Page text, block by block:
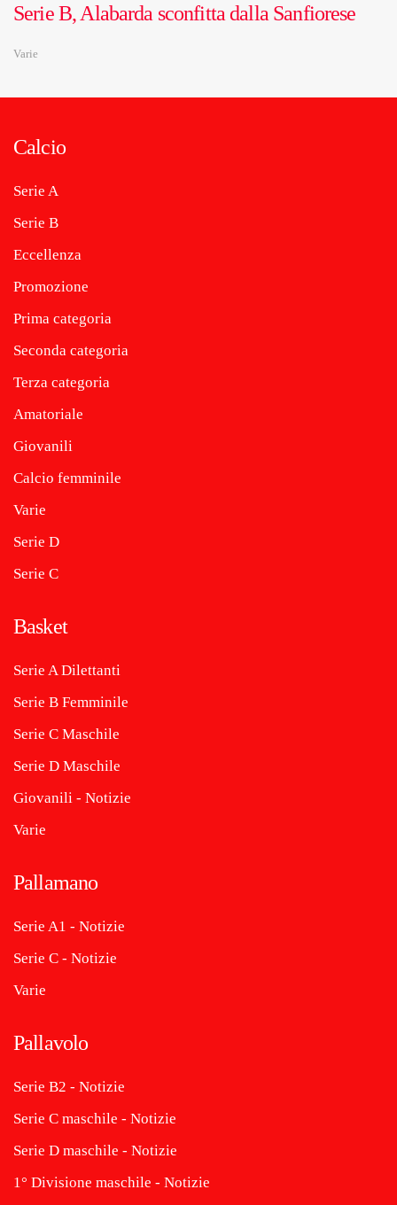
Serie B, Alabarda sconfitta dalla Sanfiorese
Varie
Calcio
Serie A
Serie B
Eccellenza
Promozione
Prima categoria
Seconda categoria
Terza categoria
Amatoriale
Giovanili
Calcio femminile
Varie
Serie D
Serie C
Basket
Serie A Dilettanti
Serie B Femminile
Serie C Maschile
Serie D Maschile
Giovanili - Notizie
Varie
Pallamano
Serie A1 - Notizie
Serie C - Notizie
Varie
Pallavolo
Serie B2 - Notizie
Serie C maschile - Notizie
Serie D maschile - Notizie
1° Divisione maschile - Notizie